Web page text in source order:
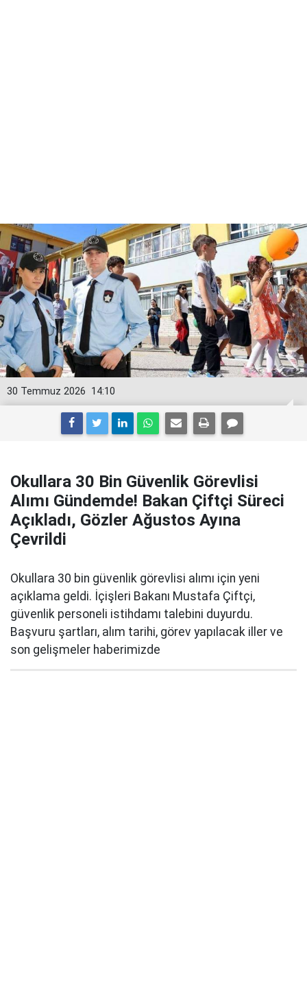
14:10
30 Temmuz 2026
Okullara 30 Bin Güvenlik Görevlisi
Alımı Gündemde! Bakan Çiftçi Süreci
Açıkladı, Gözler Ağustos Ayına
Çevrildi
Okullara 30 bin güvenlik görevlisi alımı için yeni
açıklama geldi. İçişleri Bakanı Mustafa Çiftçi,
güvenlik personeli istihdamı talebini duyurdu.
Başvuru şartları, alım tarihi, görev yapılacak iller ve
son gelişmeler haberimizde